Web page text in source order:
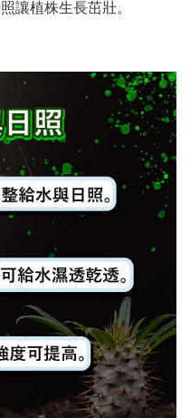
讓植株生長茁壯。